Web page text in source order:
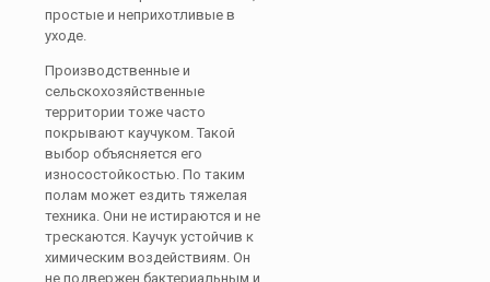
простые и неприхотливые в
уходе.
Производственные и
сельскохозяйственные
территории тоже часто
покрывают каучуком. Такой
выбор объясняется его
износостойкостью. По таким
полам может ездить тяжелая
техника. Они не истираются и не
трескаются. Каучук устойчив к
химическим воздействиям. Он
не подвержен бактериальным и